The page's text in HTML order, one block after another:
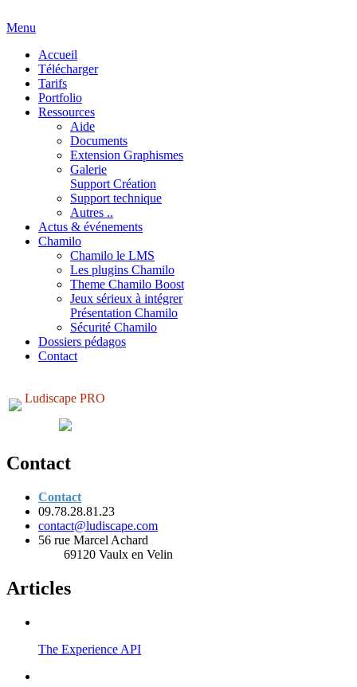
Menu
Accueil
Télécharger
Tarifs
Portfolio
Ressources
Aide
Documents
Extension Graphismes
Galerie
Support Création
Support technique
Autres ..
Actus & événements
Chamilo
Chamilo le LMS
Les plugins Chamilo
Theme Chamilo Boost
Jeux sérieux à intégrer
Présentation Chamilo
Sécurité Chamilo
Dossiers pédagos
Contact
Ludiscape PRO
Contact
Contact
09.78.28.81.23
contact@ludiscape.com
56 rue Marcel Achard
69120 Vaulx en Velin
Articles
The Experience API